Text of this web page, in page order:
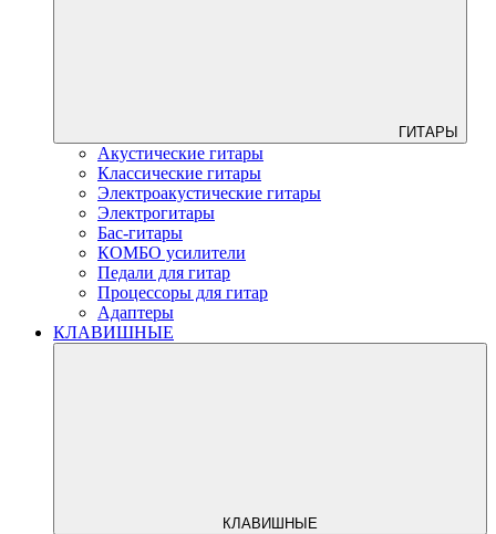
ГИТАРЫ
Акустические гитары
Классические гитары
Электроакустические гитары
Электрогитары
Бас-гитары
КОМБО усилители
Педали для гитар
Процессоры для гитар
Адаптеры
КЛАВИШНЫЕ
КЛАВИШНЫЕ